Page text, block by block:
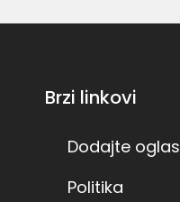
Brzi linkovi
Dodajte oglas
Politika